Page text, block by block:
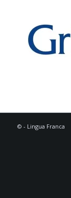
© - Lingua Franca